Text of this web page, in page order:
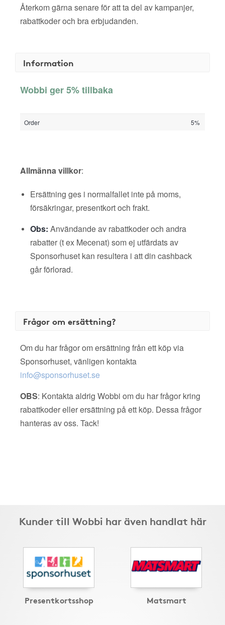
Återkom gärna senare för att ta del av kampanjer,
rabattkoder och bra erbjudanden.
Information
Wobbi ger 5% tillbaka
Order 5%
Allmänna villkor:
Ersättning ges i normalfallet inte på moms,
försäkringar, presentkort och frakt.
Obs: Användande av rabattkoder och andra
rabatter (t ex Mecenat) som ej utfärdats av
Sponsorhuset kan resultera i att din cashback
går förlorad.
Frågor om ersättning?
Om du har frågor om ersättning från ett köp via
Sponsorhuset, vänligen kontakta
info@sponsorhuset.se
OBS: Kontakta aldrig Wobbi om du har frågor kring
rabattkoder eller ersättning på ett köp. Dessa frågor
hanteras av oss. Tack!
Kunder till Wobbi har även handlat här
Presentkortsshop Matsmart